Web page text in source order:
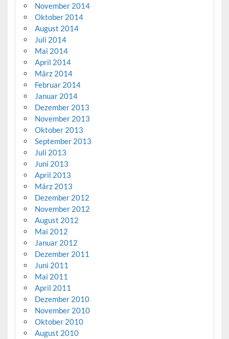
November 2014
Oktober 2014
August 2014
Juli 2014
Mai 2014
April 2014
März 2014
Februar 2014
Januar 2014
Dezember 2013
November 2013
Oktober 2013
September 2013
Juli 2013
Juni 2013
April 2013
März 2013
Dezember 2012
November 2012
August 2012
Mai 2012
Januar 2012
Dezember 2011
Juni 2011
Mai 2011
April 2011
Dezember 2010
November 2010
Oktober 2010
August 2010